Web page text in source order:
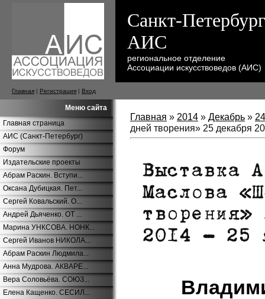
Санкт-
АИС
региональное отделение
Ассоциации искусствоведов (АИС)
Главная | Регистрация | Вход
Меню сайта
Главная страница
АИС (Санкт-Петербург)
Форум
Издательские проекты
Абрам Раскин. Вступи...
Оксана Дубицкая. Пет...
Сергей Ковальский. О...
Андрей Дьяченко. ОТ ...
Марина УНКСОВА. НОНК...
Сергей Иванов НИКОЛА...
Абрам Раскин Людмила...
Анна Мудрова. АКВАРЕ...
Вера Соловьёва. СОЮЗ...
Елена Кащенко. СЕСИЛ...
Главная » 2014 » Декабрь » 24
дней творения» 25 декабря